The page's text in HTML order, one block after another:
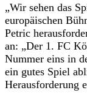
„Wir sehen das
europäischen
Petric
an: „Der 1. FC
Nummer eins in
ein gutes Spiel
Herausforderung